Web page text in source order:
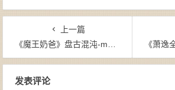
上一篇
《魔王奶爸》盘古混沌-mobi+epub+azw3+pdf+txt
《萧逸全
发表评论